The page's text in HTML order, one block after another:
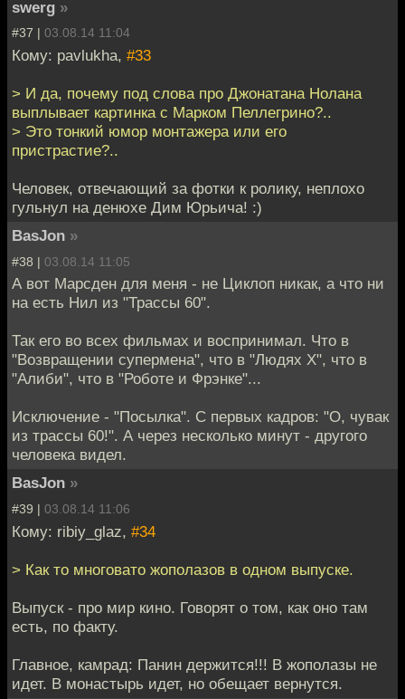
swerg »
#37 | 03.08.14 11:04
Кому: pavlukha, #33
> И да, почему под слова про Джонатана Нолана
выплывает картинка с Марком Пеллегрино?..
> Это тонкий юмор монтажера или его
пристрастие?..
Человек, отвечающий за фотки к ролику, неплохо
гульнул на денюхе Дим Юрьича! :)
BasJon »
#38 | 03.08.14 11:05
А вот Марсден для меня - не Циклоп никак, а что ни
на есть Нил из "Трассы 60".
Так его во всех фильмах и воспринимал. Что в
"Возвращении супермена", что в "Людях Х", что в
"Алиби", что в "Роботе и Фрэнке"...
Исключение - "Посылка". С первых кадров: "О, чувак
из трассы 60!". А через несколько минут - другого
человека видел.
BasJon »
#39 | 03.08.14 11:06
Кому: ribiy_glaz, #34
> Как то многовато жополазов в одном выпуске.
Выпуск - про мир кино. Говорят о том, как оно там
есть, по факту.
Главное, камрад: Панин держится!!! В жополазы не
идет. В монастырь идет, но обещает вернутся.